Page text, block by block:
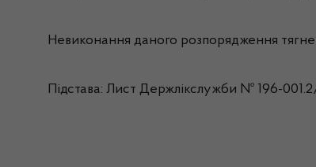
Невиконання даного розпорядження тягне
Підстава: Лист Держлікслужби № 196-